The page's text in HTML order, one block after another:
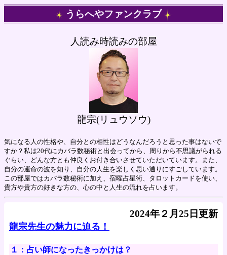
うらへやファンクラブ
人読み時読みの部屋
龍宗(リュウソウ)
気になる人の性格や、自分との相性はどうなんだろうと思った事はないで
すか？私は20代にカバラ数秘術と出会ってから、周りから不思議がられる
ぐらい、どんな方とも仲良くお付き合いさせていただいています。また、
自分の運命の波を知り、自分の人生を楽しく思い通りにすごしています。
この部屋ではカバラ数秘術に加え、宿曜占星術、タロットカードを使い、
貴方や貴方の好きな方の、心の中と人生の流れを占います。
2024年２月25日更新
龍宗先生の魅力に迫る！
１：占い師になったきっかけは？